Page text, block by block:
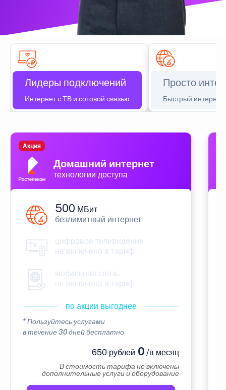
Лидеры подключений
Интернет с ТВ и сотовой связью
Просто
Быстрый интернет
Домашний интернет
технологии доступа
Акция
500 МБит
безлимитный интернет
цифровое телевидение
не включено в тариф
мобильная связь
не включена в тариф
по акции выгоднее
* Пользуйтесь услугами
в течение 30 дней бесплатно
650 рублей0 /в месяц
В стоимость тарифа не включены
дополнительные услуги и оборудование